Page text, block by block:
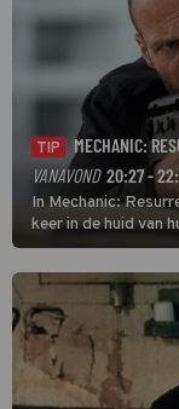
TIP
MECHANIC:
VANAVOND 20:27 -
In Mechanic:
keer in de huid van
donder op kunt
veel terechtkomt.